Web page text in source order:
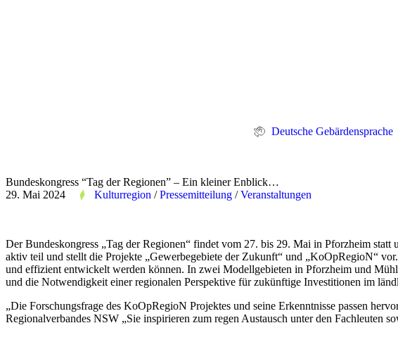
Deutsche Gebärdensprache
Bundeskongress “Tag der Regionen” – Ein kleiner Enblick…
29. Mai 2024
Kulturregion /Pressemitteilung /Veranstaltungen
Der Bundeskongress „Tag der Regionen“ findet vom 27. bis 29. Mai in Pforzheim
aktiv teil und stellt die Projekte „Gewerbegebiete der Zukunft“ und „KoOpRegioN“
und effizient entwickelt werden können. In zwei Modellgebieten in Pforzheim und
und die Notwendigkeit einer regionalen Perspektive für zukünftige Investitionen im
„Die Forschungsfrage des KoOpRegioN Projektes und seine Erkenntnisse passen
Regionalverbandes NSW „Sie inspirieren zum regen Austausch unter den Fachleuten